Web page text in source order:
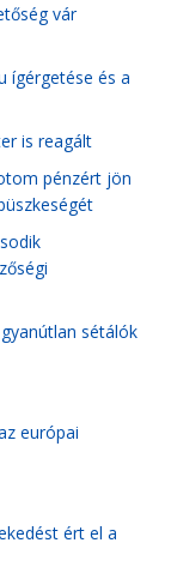
vár
ígérgetése és a
is reagált
pénzért jön
sétálók
európai
ért el a